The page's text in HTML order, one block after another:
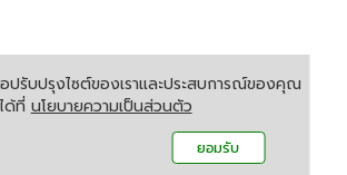
พื่อปรับปรุงไซต์ของเราและประสบการณ์ของคุณ
ด้ที่ นโยบายความเป็นส่วนตัว
ยอมรับ